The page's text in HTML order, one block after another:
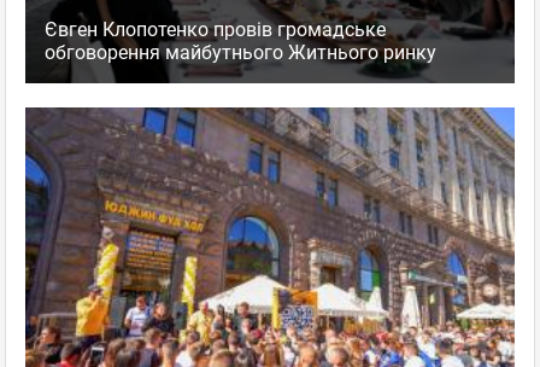
Євген Клопотенко провів громадське
обговорення майбутнього Житнього ринку